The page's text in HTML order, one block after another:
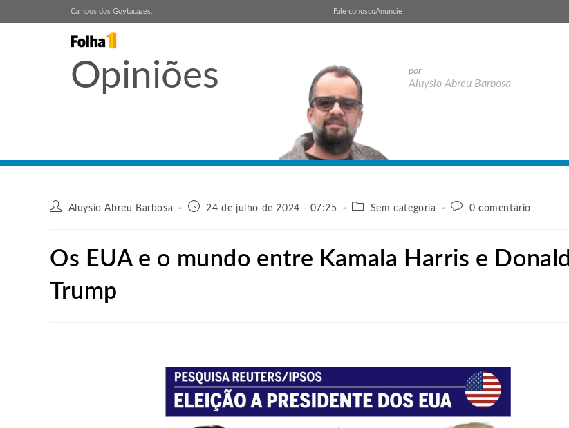
Campos dos Goytacazes, Fale conoscoAnuncie
Opiniões por
Aluysio Abreu Barbosa
Aluysio Abreu Barbosa 24 de julho de 2024 - 07:25 Sem categoria 0 comentário
Os EUA e o mundo entre Kamala Harris e Donald
Trump